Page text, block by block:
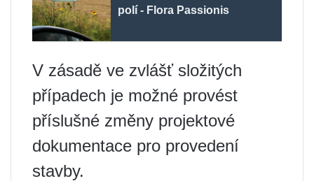
polí - Flora Passionis
V zásadě ve zvlášť složitých
případech je možné provést
příslušné změny projektové
dokumentace pro provedení
stavby.